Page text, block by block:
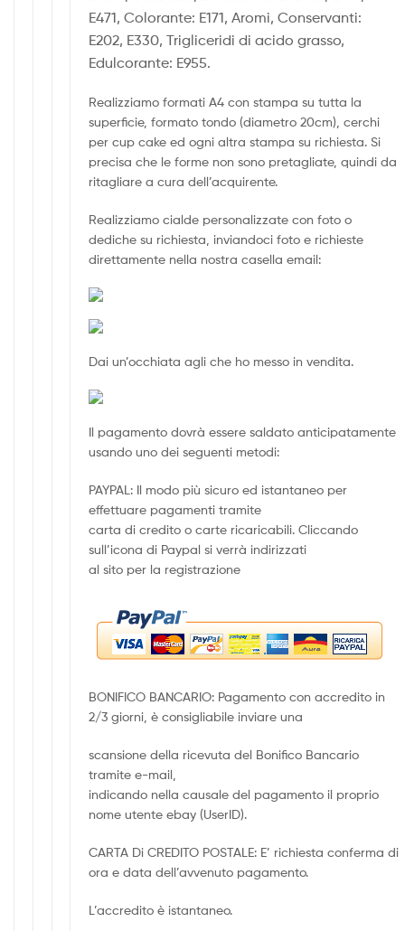
E471, Colorante: E171, Aromi, Conservanti:
E202, E330, Trigliceridi di acido grasso,
Edulcorante: E955.
Realizziamo formati A4 con stampa su tutta la
superficie, formato tondo (diametro 20cm), cerchi
per cup cake ed ogni altra stampa su richiesta. Si
precisa che le forme non sono pretagliate, quindi da
ritagliare a cura dell’acquirente.
Realizziamo cialde personalizzate con foto o
dediche su richiesta, inviandoci foto e richieste
direttamente nella nostra casella email:
Dai un’occhiata agli che ho messo in vendita.
Il pagamento dovrà essere saldato anticipatamente
usando uno dei seguenti metodi:
PAYPAL: Il modo più sicuro ed istantaneo per
effettuare pagamenti tramite
carta di credito o carte ricaricabili. Cliccando
sull’icona di Paypal si verrà indirizzati
al sito per la registrazione
BONIFICO BANCARIO: Pagamento con accredito in
2/3 giorni, è consigliabile inviare una
scansione della ricevuta del Bonifico Bancario
tramite e-mail,
indicando nella causale del pagamento il proprio
nome utente ebay (UserID).
CARTA Di CREDITO POSTALE: E’ richiesta conferma di
ora e data dell’avvenuto pagamento.
L’accredito è istantaneo.